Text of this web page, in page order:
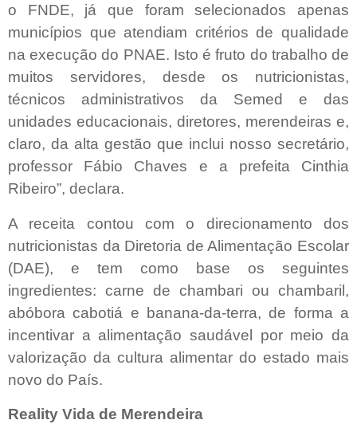
o FNDE, já que foram selecionados apenas
municípios que atendiam critérios de qualidade
na execução do PNAE. Isto é fruto do trabalho de
muitos servidores, desde os nutricionistas,
técnicos administrativos da Semed e das
unidades educacionais, diretores, merendeiras e,
claro, da alta gestão que inclui nosso secretário,
professor Fábio Chaves e a prefeita Cinthia
Ribeiro”, declara.
A receita contou com o direcionamento dos
nutricionistas da Diretoria de Alimentação Escolar
(DAE), e tem como base os seguintes
ingredientes: carne de chambari ou chambaril,
abóbora cabotiá e banana-da-terra, de forma a
incentivar a alimentação saudável por meio da
valorização da cultura alimentar do estado mais
novo do País.
Reality Vida de Merendeira